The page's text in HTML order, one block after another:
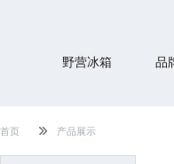
野营冰箱 品
首页 产品展示